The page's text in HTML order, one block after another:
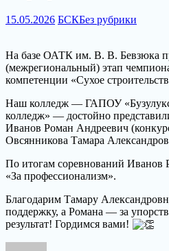
15.05.2026 БСКБез рубрики
На базе ОАТК им. В. В. Бевзюка
(межрегиональный) этап
компетенции «Сухое
Наш колледж — ГАПОУ
колледж» — достойно
Иванов Роман Андреевич
Овсянникова Тамара
По итогам соревнований Иванов
«За профессионализм».
Благодарим Тамару
поддержку, а Романа — за
результат! Гордимся вами!